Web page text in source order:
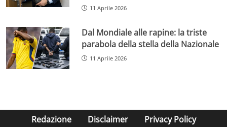
11 Aprile 2026
Dal Mondiale alle rapine: la triste
parabola della stella della Nazionale
11 Aprile 2026
Redazione Disclaimer Privacy Policy